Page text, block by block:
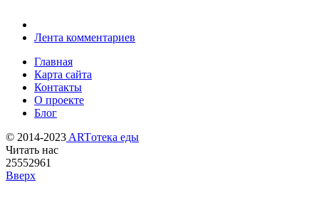
Лента комментариев
Главная
Карта сайта
Контакты
О проекте
Блог
© 2014-2023 ARTотека еды
Читать нас
25552961
Вверх